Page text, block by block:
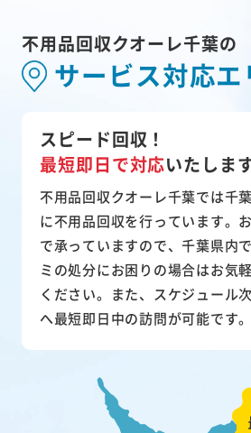
不用品回収クオーレ千葉の
サービス対応エ
スピード回収！
最短即日で対応いたしま
不用品回収クオーレ千葉では千
に不用品回収を行っています。
で承っていますので、千葉県内
ミの処分にお困りの場合はお気
ください。また、スケジュール
へ最短即日中の訪問が可能です。